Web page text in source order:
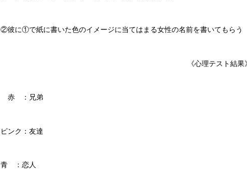
②彼に①で紙に書いた色のイメージに当てはまる女性の名前を書いてもらう
《心理テスト結果
赤 ：兄弟
ピンク：友達
青 ：恋人